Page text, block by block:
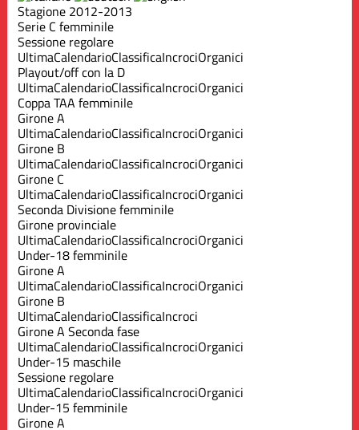
Stagione 2012-2013
Serie C femminile
Sessione regolare
UltimaCalendarioClassificaIncrociOrganici
Playout/off con la D
UltimaCalendarioClassificaIncrociOrganici
Coppa TAA femminile
Girone A
UltimaCalendarioClassificaIncrociOrganici
Girone B
UltimaCalendarioClassificaIncrociOrganici
Girone C
UltimaCalendarioClassificaIncrociOrganici
Seconda Divisione femminile
Girone provinciale
UltimaCalendarioClassificaIncrociOrganici
Under-18 femminile
Girone A
UltimaCalendarioClassificaIncrociOrganici
Girone B
UltimaCalendarioClassificaIncroci
Girone A Seconda fase
UltimaCalendarioClassificaIncrociOrganici
Under-15 maschile
Sessione regolare
UltimaCalendarioClassificaIncrociOrganici
Under-15 femminile
Girone A